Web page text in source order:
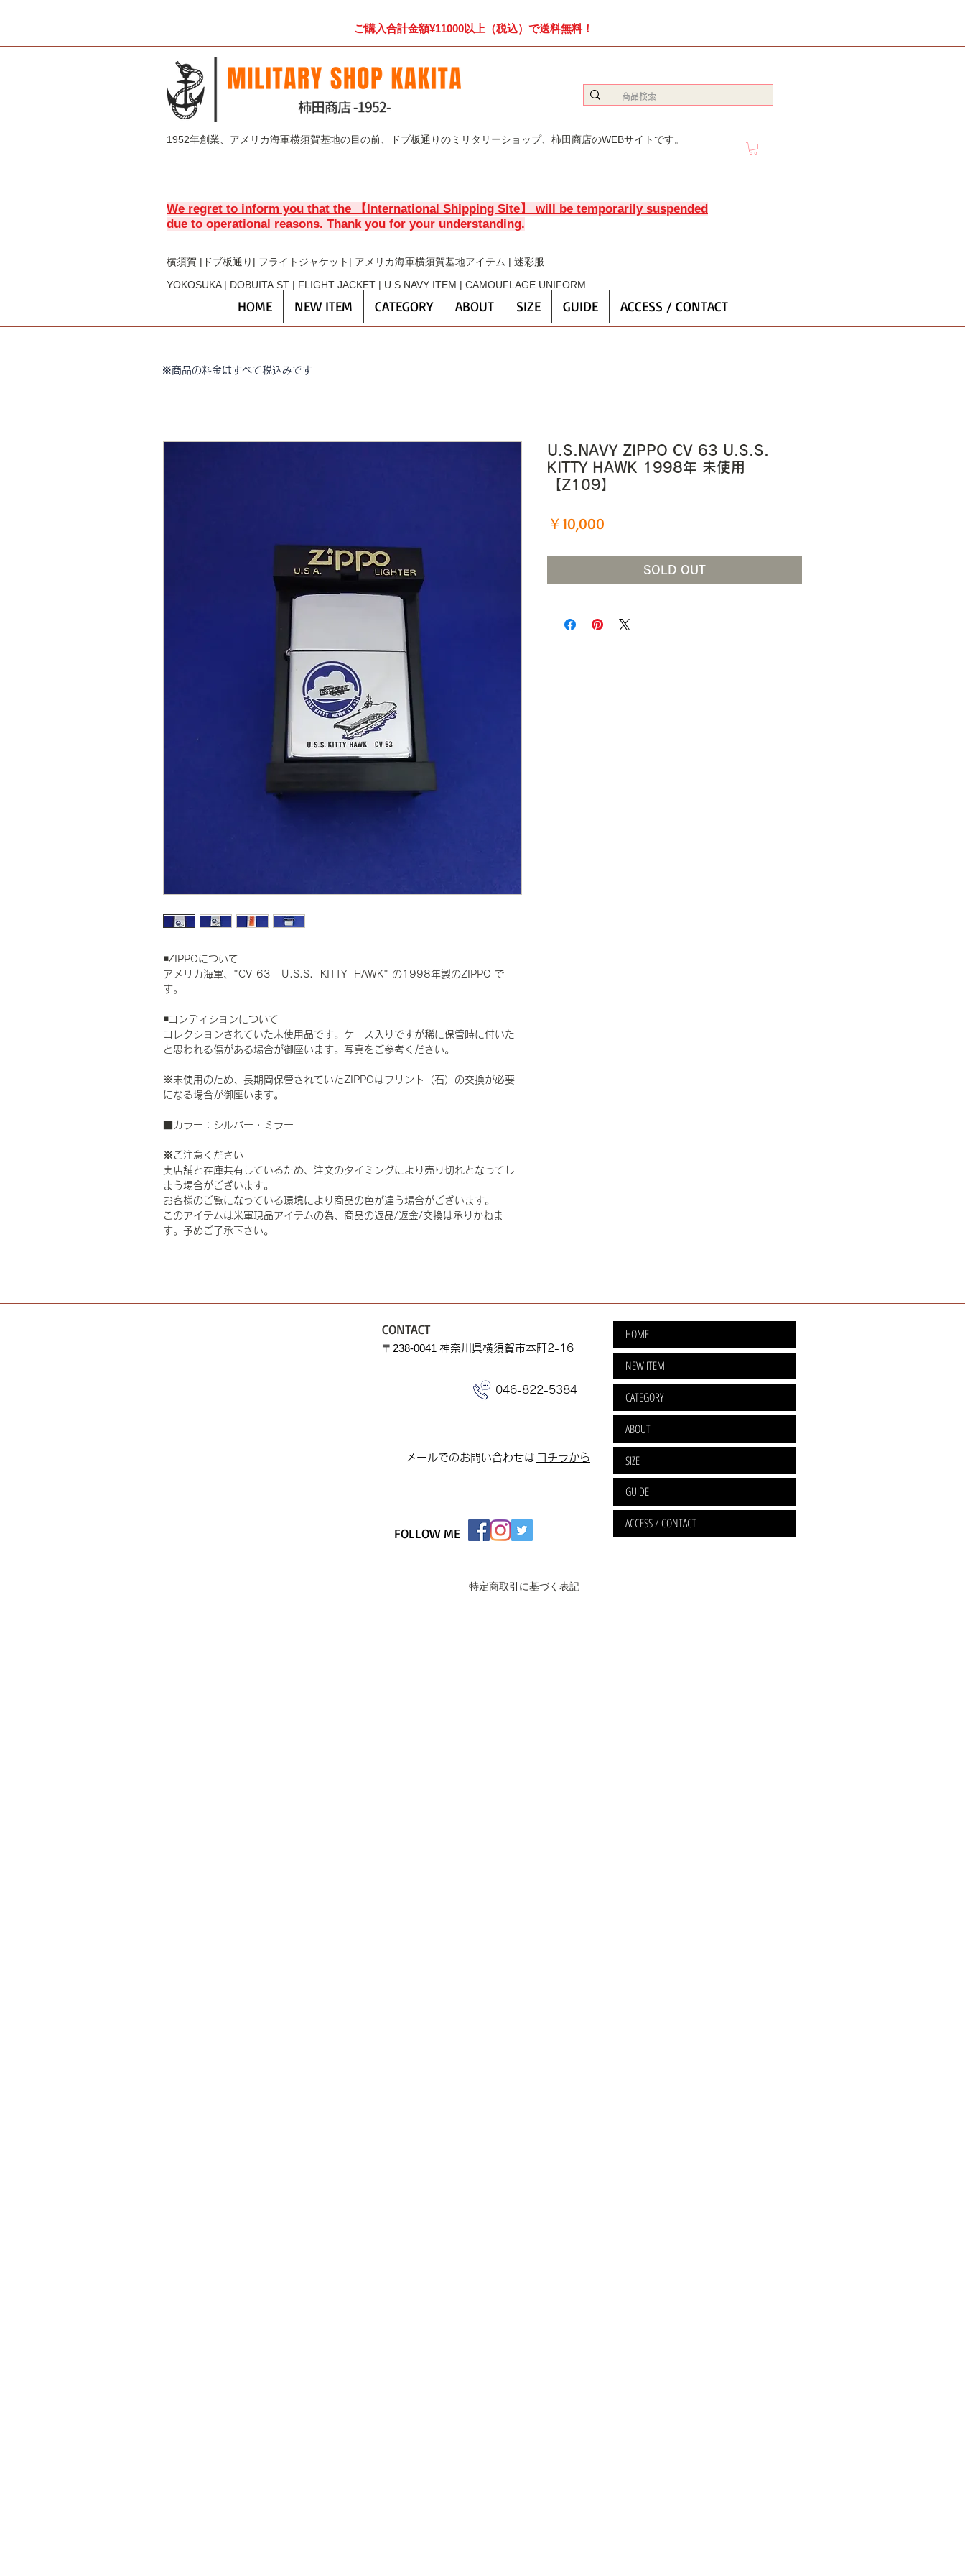
ご購入合計金額¥11000以上（税込）で送料無料！
1952年創業、アメリカ海軍横須賀基地の目の前、ドブ板通りのミリタリーショップ、柿田商店のWEBサイトです。
We regret to inform you that the 【International Shipping Site】 will be temporarily suspended
due to operational reasons. Thank you for your understanding.
横須賀 |ドブ板通り| フライト ジャケット| アメリカ海軍横須賀基地アイテム | 迷彩服
YOKOSUKA | DOBUITA.ST | FLIGHT JACKET | U.S.NAVY ITEM | CAMOUFLAGE UNIFORM
HOME NEW ITEM CATEGORY ABOUT SIZE GUIDE ACCESS / CONTACT
※商品の料金はすべて税込みです
◾️ZIPPOについて
アメリカ海軍、"CV-63 U.S.S. KITTY HAWK" の1998年製のZIPPO で
す。
◾️コンディションについて
コレクションされていた未使用品です。ケース入りですが稀に保管時に付いた
と思われる傷がある場合が御座います。写真をご参考ください。
※未使用のため、長期間保管されていたZIPPOはフリント（石）の交換が必要
になる場合が御座います。
■カラー：シルバー・ミラー
※ご注意ください
実店舗と在庫共有しているため、注文のタイミングにより売り切れとなってし
まう場合がございます。
お客様のご覧になっている環境により商品の色が違う場合がございます。
このアイテムは米軍現品アイテムの為、商品の返品/返金/交換は承りかねま
す。予めご了承下さい。
U.S.NAVY ZIPPO CV 63 U.S.S.
KITTY HAWK 1998年 未使用
【Z109】
￥10,000
SOLD OUT
​メールでのお問い合わせは ​コチラから
046-822-5384
HOME
NEW ITEM
CATEGORY
ABOUT
SIZE
GUIDE
ACCESS / CONTACT
CONTACT
​〒238-0041 神奈川県横須賀市本町2-16
FOLLOW ME
特定商取引に基づく表記